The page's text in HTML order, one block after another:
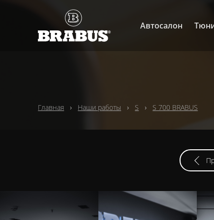
Автосалон
Главная Наши работы S S 700 BRABUS